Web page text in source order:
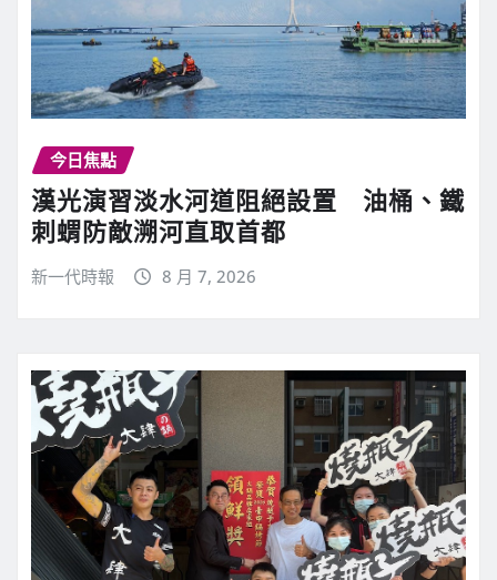
今日焦點
漢光演習淡水河道阻絕設置 油桶、鐵
刺蝟防敵溯河直取首都
新一代時報 8 月 7, 2026